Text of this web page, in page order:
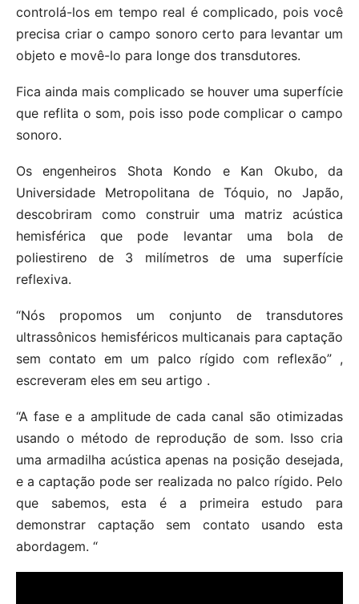
controlá-los em tempo real é complicado, pois você
precisa criar o campo sonoro certo para levantar um
objeto e movê-lo para longe dos transdutores.
Fica ainda mais complicado se houver uma superfície
que reflita o som, pois isso pode complicar o campo
sonoro.
Os engenheiros Shota Kondo e Kan Okubo, da
Universidade Metropolitana de Tóquio, no Japão,
descobriram como construir uma matriz acústica
hemisférica que pode levantar uma bola de
poliestireno de 3 milímetros de uma superfície
reflexiva.
“Nós propomos um conjunto de transdutores
ultrassônicos hemisféricos multicanais para captação
sem contato em um palco rígido com reflexão” ,
escreveram eles em seu artigo .
“A fase e a amplitude de cada canal são otimizadas
usando o método de reprodução de som. Isso cria
uma armadilha acústica apenas na posição desejada,
e a captação pode ser realizada no palco rígido. Pelo
que sabemos, esta é a primeira estudo para
demonstrar captação sem contato usando esta
abordagem. “